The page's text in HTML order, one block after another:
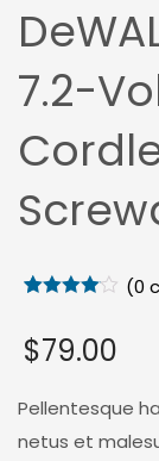
7.2-
of 5
based
customer
rating
(0
$79.00
Pellentesque
netus et